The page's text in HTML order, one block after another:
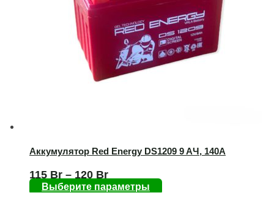
Аккумулятор Red Energy DS1209 9 AЧ, 140А
115 Br – 120 Br
Выберите параметры